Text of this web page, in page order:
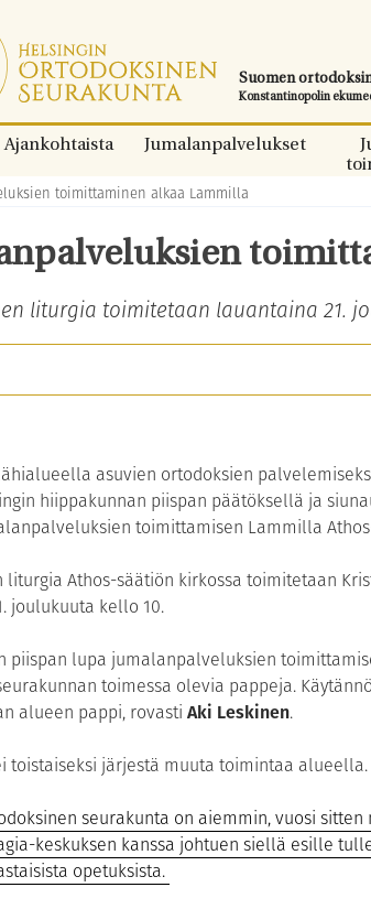
Suomen
Konstantinopolin
Ajankohtaista Jumalanpalvelukset
toimittaminen alkaa Lammilla
liturgia toimitetaan lauantaina 21.
asuvien ortodoksien
hiippakunnan piispan päätöksellä ja
toimittamisen Lammilla
liturgia Athos-säätiön kirkossa toimitetaan
joulukuuta kello 10.
piispan lupa jumalanpalveluksien
toimessa olevia pappeja.
alueen pappi, rovasti Aki Leskinen.
toistaiseksi järjestä muuta toimintaa alueella.
seurakunta on aiemmin, vuosi
keskuksen kanssa johtuen siellä esille
opetuksista.